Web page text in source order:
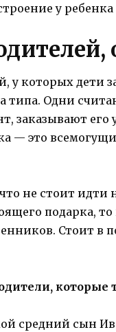
у
у которых дети
типа. Одни
заказывают
— это
не стоит
подарка,
Стоит в
которые
средний сын